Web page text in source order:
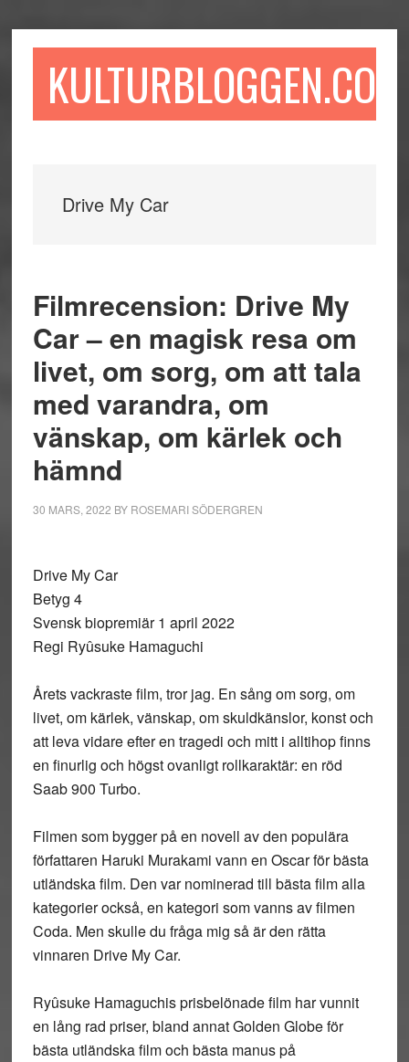
till
till
sidofältet
till
KULTURBLOGGEN.COM
Drive My Car
Filmrecension: Drive My
Car – en magisk resa om
livet, om sorg, om att tala
med varandra, om
vänskap, om kärlek och
hämnd
30 MARS, 2022 BY ROSEMARI SÖDERGREN
Drive My Car
Betyg 4
Svensk biopremiär 1 april 2022
Regi Ryûsuke Hamaguchi
Årets vackraste film, tror jag. En sång om sorg, om
livet, om kärlek, vänskap, om skuldkänslor, konst och
att leva vidare efter en tragedi och mitt i alltihop finns
en finurlig och högst ovanligt rollkaraktär: en röd
Saab 900 Turbo.
Filmen som bygger på en novell av den populära
författaren Haruki Murakami vann en Oscar för bästa
utländska film. Den var nominerad till bästa film alla
kategorier också, en kategori som vanns av filmen
Coda. Men skulle du fråga mig så är den rätta
vinnaren Drive My Car.
Ryûsuke Hamaguchis prisbelönade film har vunnit
en lång rad priser, bland annat Golden Globe för
bästa utländska film och bästa manus på